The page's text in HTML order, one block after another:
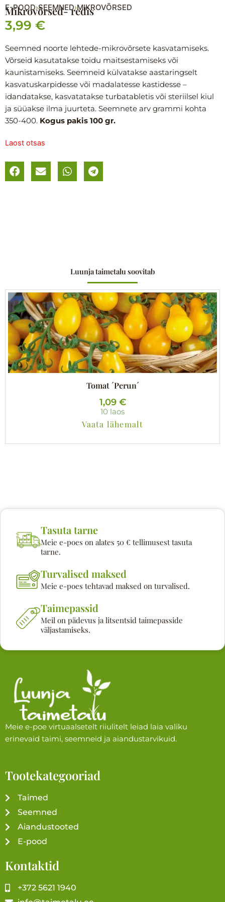
E-POOD›SEEMNED›MIKROVÕRSED
Mikrovõrsed- redis
3,99 €
Seemned noorte lehtede-mikrovõrsete kasvatamiseks.
Võrseid kasutatakse toidu maitsestamiseks või
kaunistamiseks. Seemneid külvatakse aastaringselt
kasvatuskarpidesse või madalatesse kastidesse –
idandatakse, kasvatatakse turbatabletis või steriilsel kiul
ja süüakse ilma juurteta. Seemnete arv grammi kohta
350-400. Kogus pakis 100 gr.
Laost otsas
Luunja taimetalu soovitab
Tomat ´Perun´
1,09 €
10 laos
Vaata lähemalt
Tasuta tarne
Meie e-poes on alates 50 € tellimusest tasuta
tarne.
Turvalised maksed
Meie e-poes tehtavad maksed on turvalised.
Taimepassid
Meil on pädevus ja litsentsid taimepasside
väljastamiseks.
Meie e-poe virtuaalsetelt riiulitelt leiad laia valiku
erinevaid taimi, seemneid ja aiandustarvikuid.
Tootekategooriad
Taimed
Seemned
Aiandustooted
E-pood
Kontaktid
+372 5621 1940